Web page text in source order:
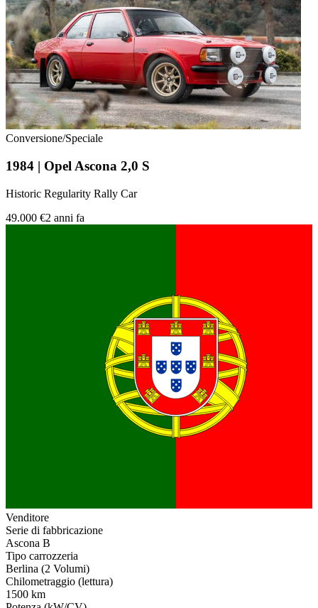
Conversione/Speciale
1984 | Opel Ascona 2,0 S
Historic Regularity Rally Car
49.000 €2 anni fa
Venditore
Serie di fabbricazione
Ascona B
Tipo carrozzeria
Berlina (2 Volumi)
Chilometraggio (lettura)
1500 km